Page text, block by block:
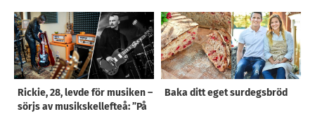
Rickie, 28, levde för musiken –
sörjs av musikskellefteå: ”På
Baka ditt eget surdegsbröd